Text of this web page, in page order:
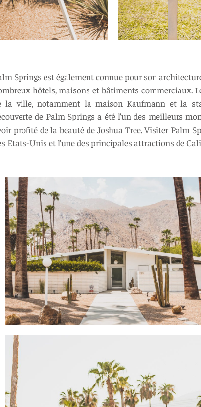
Springs est également connue pour son
hôtels, maisons et bâtiments commerciaux.
la ville, notamment la maison Kaufmann et la
de Palm Springs a été l’un des meilleurs
profité de la beauté de Joshua Tree. Visiter Palm
Etats-Unis et l’une des principales attractions de